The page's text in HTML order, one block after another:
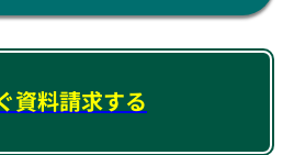
資料請求する